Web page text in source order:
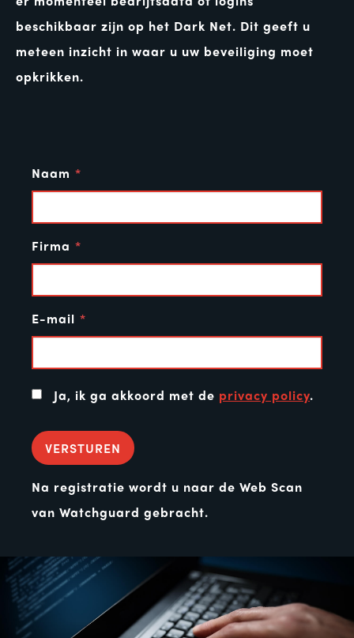
beschikbaar zijn op het Dark Net. Dit geeft u
meteen inzicht in waar u uw beveiliging moet
opkrikken.
Naam
Firma
E-mail
Ja, ik ga akkoord met de privacy policy.
VERSTUREN
Na registratie wordt u naar de Web Scan
van Watchguard gebracht.